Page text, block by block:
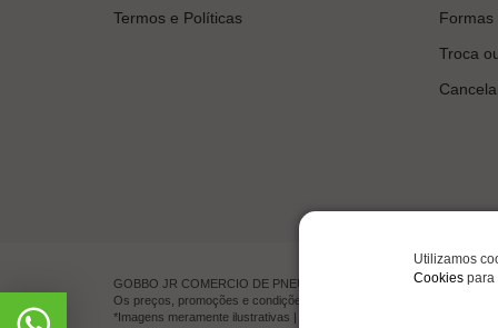
Termos e Políticas
Formas
Troca
GOBBO JR COMERCIO DE PNEUMATICOS LTDA | CNPJ
Os preços, promoções e condições de pagamento são válidos
*Imagens meramente ilustrativas | © Todos os direitos reservados.
Utilizamos
Cookiespara